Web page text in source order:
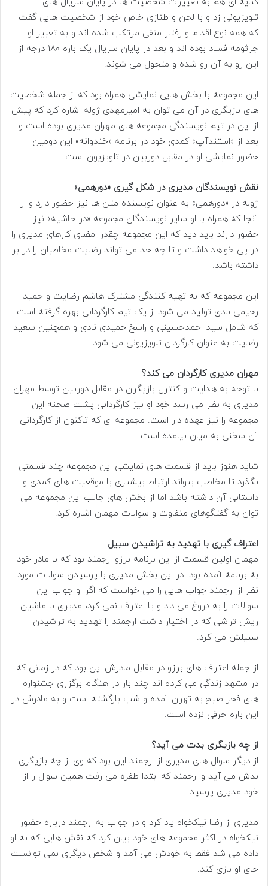
تلویزیونی زد و با لحن و طنازی خاص خود از شخصیت هایی گفت
که همه نوع اقدام و رفتار منفی مرتکب شده اند و به تعبیر او
جرثومه فساد بوده اند و بعد در پایان سریال یک باره ۱۸۰ درجه از
این رو به آن رو شده و متحول می شوند.
این مجموعه با بخش هایی نمایشی همراه بود که از جمله شخصیت
های بازیگری در آن می توان به امیرمهدی ژوله اشاره کرد که پیش
از این در تیم نویسندگی مجموعه های مهران مدیری بوده است و
بعد از «استندآپ» کمدی خود در برنامه «خندوانه» این دومین
حضور نمایشی او در مقابل دوربین در تلویزیون است.
نقش نویسندگان مدیری در شکل گیری «دورهمی»
ژوله در «دورهمی» به عنوان نویسنده متن ها نیز حضور دارد و از
آنجا که همراه با او سایر نویسندگان مجموعه «در حاشیه» نیز
حضور دارند باید دید که این مجموعه چقدر امضای کارهای مدیری را
در پی خواهد داشت و تا چه حد می تواند رضایت مخاطبان را در بر
داشته باشد.
این مجموعه که به تهیه کنندگی مشترک هاشم رضایت و حمید
رحیمی نادی تولید می شود از یک تیم کارگردانی بهره گرفته است
که شامل سید احمدحسینی و راسخ حمیدی نادی و همچنین سعید
رضایت به عنوان کارگردان تلویزیونی می شود.
مهران مدیری کارگردان می کند؟
با توجه به هدایت و کنترل بازیگران در مقابل دوربین توسط مهران
مدیری به نظر می رسد خود او نیز کارگردانی پشت صحنه این
مجموعه را نیز عهده دار است. مجموعه ای که تاکنون از کارگردانی
آن سخنی به میان نیامده است.
شاید هنوز باید از قسمت های نمایشی این مجموعه چند قسمتی
بگذرد تا مخاطب بتواند ارتباط بیشتری با موقعیت های کمدی و
داستانی آن داشته باشد اما از بخش های جالب این مجموعه می
توان به گفتگوهای متفاوت و سوالات مهمان اشاره کرد.
اعتراف گیری با تهدید به تراشیدن سبیل
مهمان اولین قسمت از این برنامه برزو ارجمند بود که با مادر خود
به برنامه آمده بود. در این بخش مدیری با پرسیدن سوالات مورد
نظر از ارجمند جواب هایی را می خواست که اگر او جواب این
سوالات را به دروغ می داد و یا اعتراف نمی کرد، مدیری با ماشین
ریش تراشی که در اختیار داشت ارجمند را تهدید به تراشیدن
سبیلش می کرد.
از جمله اعتراف های برزو در مقابل مادرش این بود که در زمانی که
در مشهد زندگی می کرده اند چند بار در هنگام برگزاری جشنواره
های فجر صبح به تهران آمده و شب بازگشته است و به مادرش در
این باره حرفی نزده است.
از چه بازیگری بدت می آید؟
از دیگر سوال های مدیری از ارجمند این بود که وی از چه بازیگری
بدش می آید و ارجمند که ابتدا طفره می رفت همین سوال را از
خود مدیری پرسید.
مدیری از رضا نیکخواه یاد کرد و در جواب به ارجمند درباره حضور
نیکخواه در اکثر مجموعه های خود بیان کرد که نقش هایی که به او
داده می شد فقط به خودش می آمد و شخص دیگری نمی توانست
جای او بازی کند.